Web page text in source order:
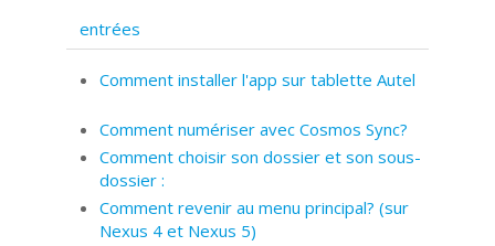
entrées
Comment installer l'app sur tablette Autel
Comment numériser avec Cosmos Sync?
Comment choisir son dossier et son sous-
dossier :
Comment revenir au menu principal? (sur
Nexus 4 et Nexus 5)